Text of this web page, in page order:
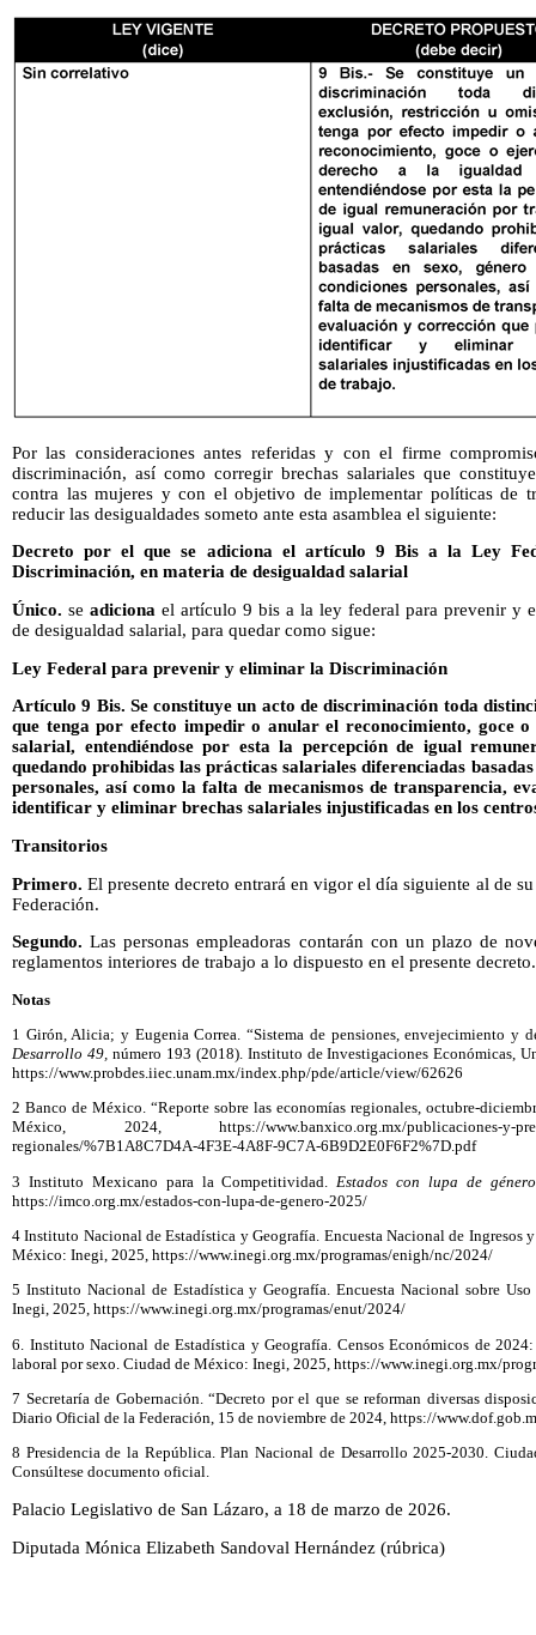
Por las consideraciones antes referidas y con el firme
discriminación, así como corregir brechas salariales que
contra las mujeres y con el objetivo de implementar políticas de
reducir las desigualdades someto ante esta asamblea el siguiente:
Decreto por el que se adiciona el artículo 9 Bis a la Ley
Discriminación, en materia de desigualdad salarial
Único. se adiciona el artículo 9 bis a la ley federal para prevenir y
de desigualdad salarial, para quedar como sigue:
Ley Federal para prevenir y eliminar la Discriminación
Artículo 9 Bis. Se constituye un acto de discriminación toda
que tenga por efecto impedir o anular el reconocimiento, goce
salarial, entendiéndose por esta la percepción de igual
quedando prohibidas las prácticas salariales diferenciadas
personales, así como la falta de mecanismos de transparencia,
identificar y eliminar brechas salariales injustificadas en los
Transitorios
Primero. El presente decreto entrará en vigor el día siguiente al de
Federación.
Segundo. Las personas empleadoras contarán con un plazo de
reglamentos interiores de trabajo a lo dispuesto en el presente decreto.
Notas
1 Girón, Alicia; y Eugenia Correa. “Sistema de pensiones, envejecimiento y
Desarrollo 49,número 193 (2018). Instituto de Investigaciones Económicas,
https://www.probdes.iiec.unam.mx/index.php/pde/article/view/62626
2 Banco de México. “Reporte sobre las economías regionales, octubre-
México, 2024, https://www.banxico.org.mx/publicaciones-y-
regionales/%7B1A8C7D4A-4F3E-4A8F-9C7A-6B9D2E0F6F2%7D.pdf
3 Instituto Mexicano para la Competitividad. Estados con lupa de
https://imco.org.mx/estados-con-lupa-de-genero-2025/
4 Instituto Nacional de Estadística y Geografía. Encuesta Nacional de Ingresos
México: Inegi, 2025, https://www.inegi.org.mx/programas/enigh/nc/2024/
5 Instituto Nacional de Estadística y Geografía. Encuesta Nacional sobre
Inegi, 2025, https://www.inegi.org.mx/programas/enut/2024/
6. Instituto Nacional de Estadística y Geografía. Censos Económicos de
laboral por sexo. Ciudad de México: Inegi, 2025, https://www.inegi.org.mx/
7 Secretaría de Gobernación. “Decreto por el que se reforman diversas
Diario Oficial de la Federación, 15 de noviembre de 2024, https://
8 Presidencia de la República. Plan Nacional de Desarrollo 2025-2030.
Consúltese documento oficial.
Palacio Legislativo de San Lázaro, a 18 de marzo de 2026.
Diputada Mónica Elizabeth Sandoval Hernández (rúbrica)